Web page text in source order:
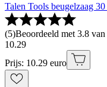
Talen Tools beugelzaag
(5)Beoordeeld met 3.8
10.29
Prijs: 10.29 euro